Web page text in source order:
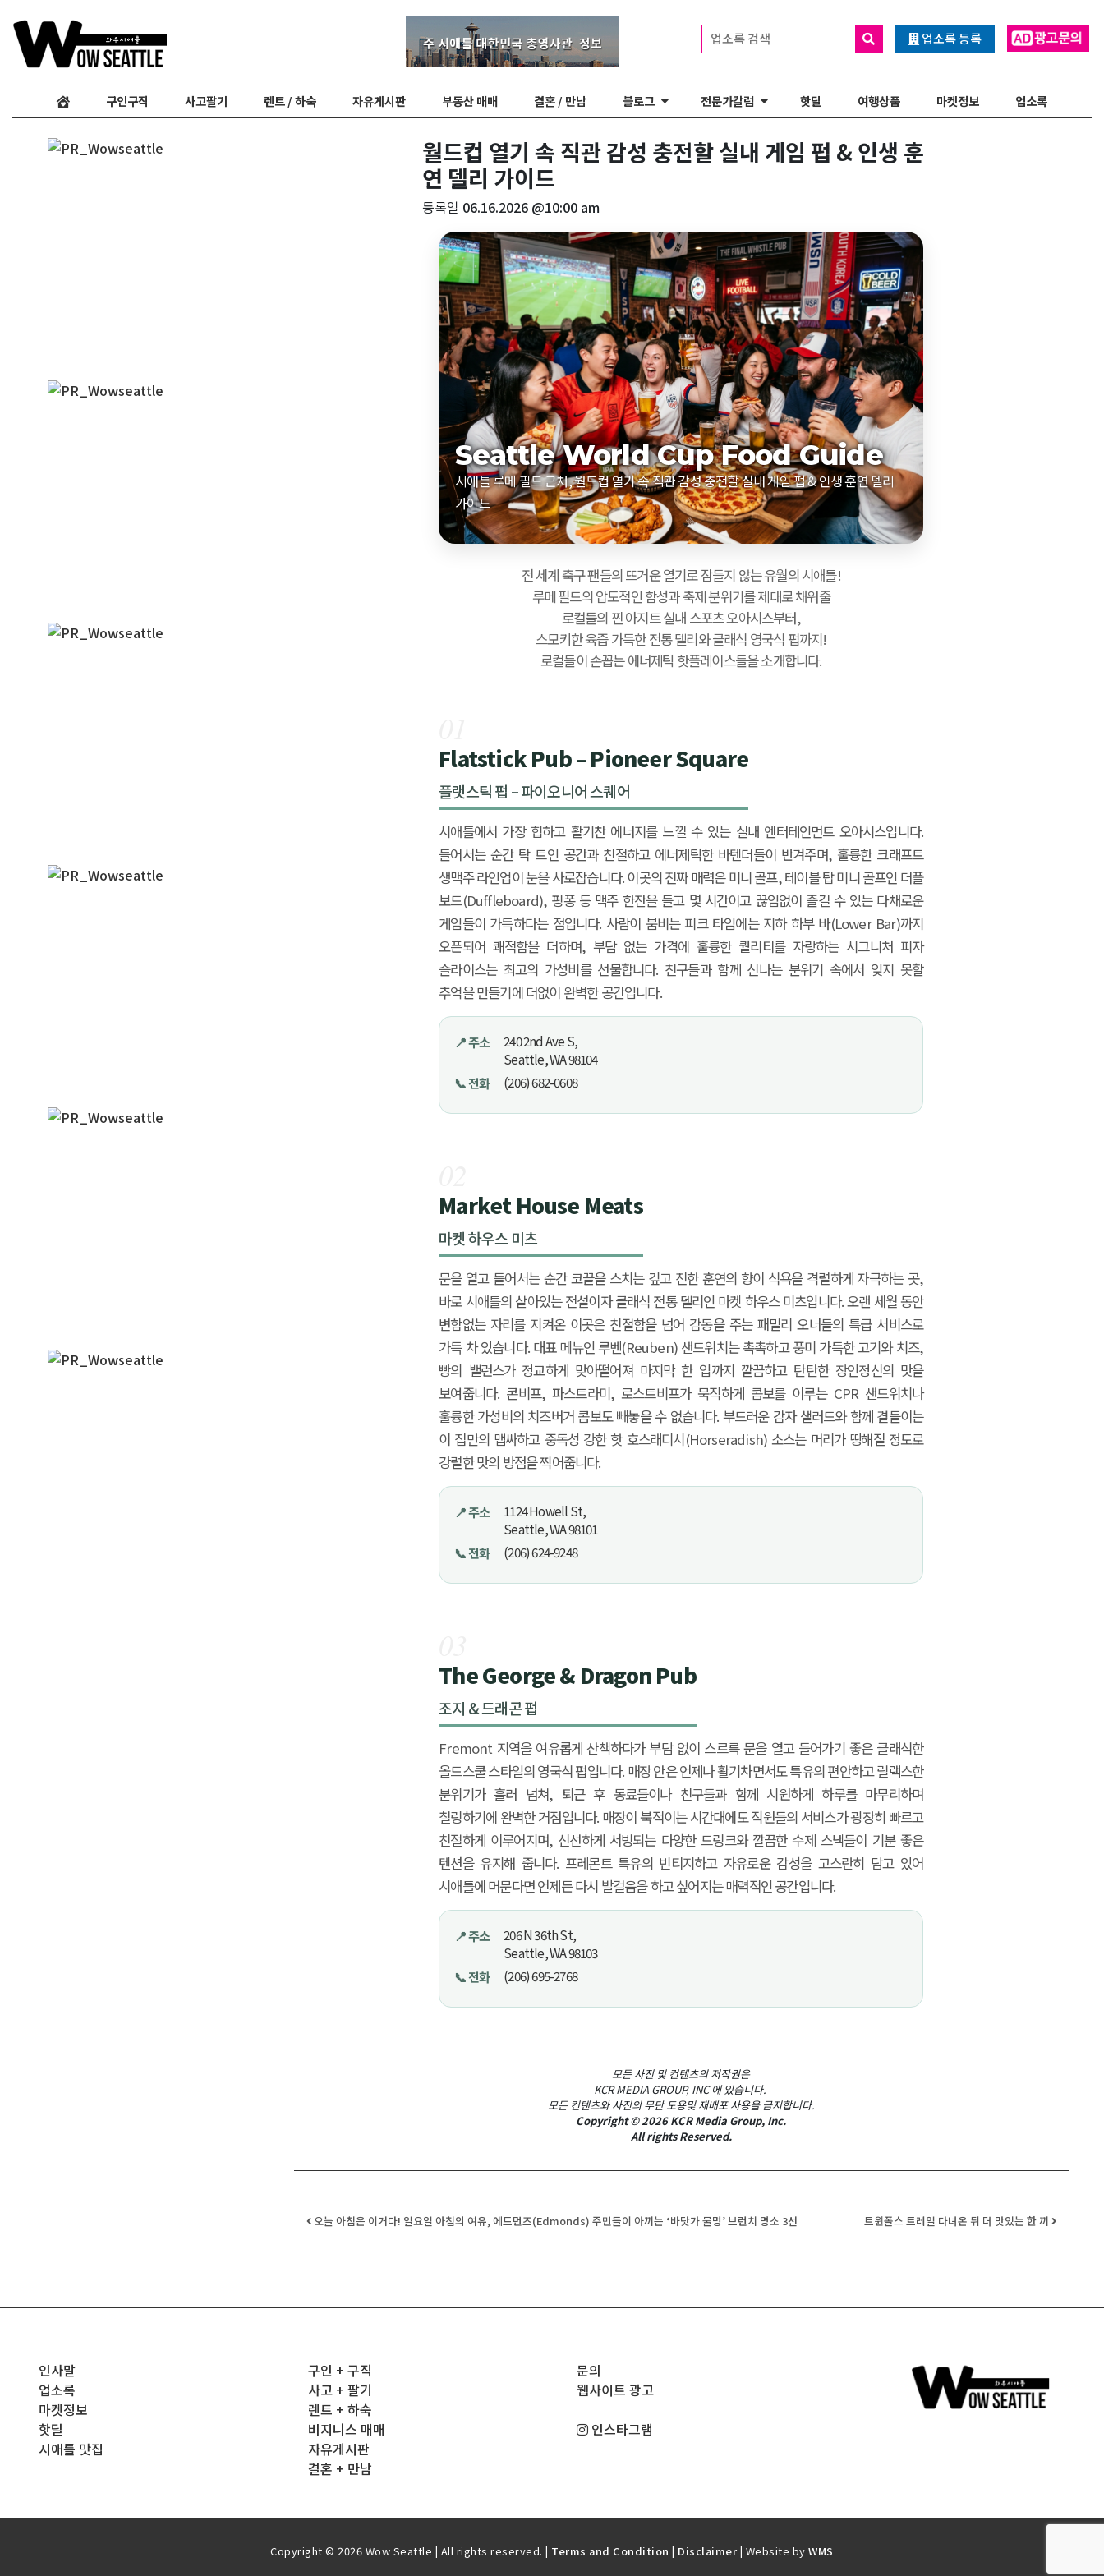
업소록 등록
업소록 검색
구인구직 사고팔기 렌트 / 하숙 자유게시판 부동산 매매 결혼 / 만남 블로그 전문가칼럼 핫딜 여행상품 마켓정보 업소록
월드컵 열기 속 직관 감성 충전할 실내 게임 펍 & 인생 훈
연 델리 가이드
등록일 06.16.2026 @10:00 am
Seattle World Cup Food Guide
시애틀 루메 필드 근처, 월드컵 열기 속 직관 감성 충전할 실내 게임 펍 & 인생 훈연 델리
가이드
전 세계 축구 팬들의 뜨거운 열기로 잠들지 않는 유월의 시애틀!
루메 필드의 압도적인 함성과 축제 분위기를 제대로 채워줄
로컬들의 찐 아지트 실내 스포츠 오아시스부터,
스모키한 육즙 가득한 전통 델리와 클래식 영국식 펍까지!
로컬들이 손꼽는 에너제틱 핫플레이스들을 소개합니다.
Flatstick Pub – Pioneer Square
플랫스틱 펍 – 파이오니어 스퀘어
시애틀에서 가장 힙하고 활기찬 에너지를 느낄 수 있는 실내 엔터테인먼트 오아시스입니다.
들어서는 순간 탁 트인 공간과 친절하고 에너제틱한 바텐더들이 반겨주며, 훌륭한 크래프트
생맥주 라인업이 눈을 사로잡습니다. 이곳의 진짜 매력은 미니 골프, 테이블 탑 미니 골프인 더플
보드(Duffleboard), 핑퐁 등 맥주 한잔을 들고 몇 시간이고 끊임없이 즐길 수 있는 다채로운
게임들이 가득하다는 점입니다. 사람이 붐비는 피크 타임에는 지하 하부 바(Lower Bar)까지
오픈되어 쾌적함을 더하며, 부담 없는 가격에 훌륭한 퀄리티를 자랑하는 시그니처 피자
슬라이스는 최고의 가성비를 선물합니다. 친구들과 함께 신나는 분위기 속에서 잊지 못할
추억을 만들기에 더없이 완벽한 공간입니다.
📍 주소
240 2nd Ave S,
Seattle, WA 98104
📞 전화
(206) 682-0608
Market House Meats
마켓 하우스 미츠
문을 열고 들어서는 순간 코끝을 스치는 깊고 진한 훈연의 향이 식욕을 격렬하게 자극하는 곳,
바로 시애틀의 살아있는 전설이자 클래식 전통 델리인 마켓 하우스 미츠입니다. 오랜 세월 동안
변함없는 자리를 지켜온 이곳은 친절함을 넘어 감동을 주는 패밀리 오너들의 특급 서비스로
가득 차 있습니다. 대표 메뉴인 루벤(Reuben) 샌드위치는 촉촉하고 풍미 가득한 고기와 치즈,
빵의 밸런스가 정교하게 맞아떨어져 마지막 한 입까지 깔끔하고 탄탄한 장인정신의 맛을
보여줍니다. 콘비프, 파스트라미, 로스트비프가 묵직하게 콤보를 이루는 CPR 샌드위치나
훌륭한 가성비의 치즈버거 콤보도 빼놓을 수 없습니다. 부드러운 감자 샐러드와 함께 곁들이는
이 집만의 맵싸하고 중독성 강한 핫 호스래디시(Horseradish) 소스는 머리가 띵해질 정도로
강렬한 맛의 방점을 찍어줍니다.
📍 주소
1124 Howell St,
Seattle, WA 98101
📞 전화
(206) 624-9248
The George & Dragon Pub
조지 & 드래곤 펍
Fremont 지역을 여유롭게 산책하다가 부담 없이 스르륵 문을 열고 들어가기 좋은 클래식한
올드스쿨 스타일의 영국식 펍입니다. 매장 안은 언제나 활기차면서도 특유의 편안하고 릴랙스한
분위기가 흘러 넘쳐, 퇴근 후 동료들이나 친구들과 함께 시원하게 하루를 마무리하며
칠링하기에 완벽한 거점입니다. 매장이 북적이는 시간대에도 직원들의 서비스가 굉장히 빠르고
친절하게 이루어지며, 신선하게 서빙되는 다양한 드링크와 깔끔한 수제 스낵들이 기분 좋은
텐션을 유지해 줍니다. 프레몬트 특유의 빈티지하고 자유로운 감성을 고스란히 담고 있어
시애틀에 머문다면 언제든 다시 발걸음을 하고 싶어지는 매력적인 공간입니다.
📍 주소
206 N 36th St,
Seattle, WA 98103
📞 전화
(206) 695-2768
모든 사진 및 컨텐츠의 저작권은
KCR MEDIA GROUP, INC 에 있습니다.
모든 컨텐츠와 사진의 무단 도용및 재배포 사용을 금지합니다.
Copyright © 2026 KCR Media Group, Inc.
All rights Reserved.
Post navigation
오늘 아침은 이거다! 일요일 아침의 여유, 에드먼즈(Edmonds) 주민들이 아끼는 ‘바닷가 물멍’ 브런치 명소 3선 트윈폴스 트레일 다녀온 뒤 더 맛있는 한 끼
인사말
업소록
마켓정보
핫딜
시애틀 맛집
구인 + 구직
사고 + 팔기
렌트 + 하숙
비지니스 매매
자유게시판
결혼 + 만남
문의
웹사이트 광고
인스타그램
Copyright © 2026 Wow Seattle | All rights reserved. | Terms and Condition | Disclaimer | Website byWMS